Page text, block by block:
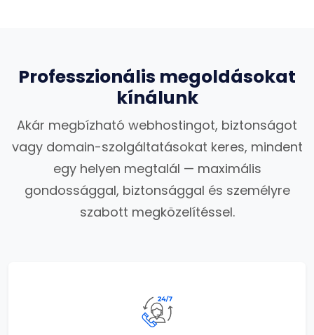
Professzionális megoldásokat
kínálunk
Akár megbízható webhostingot, biztonságot
vagy domain-szolgáltatásokat keres, mindent
egy helyen megtalál — maximális
gondossággal, biztonsággal és személyre
szabott megközelítéssel.